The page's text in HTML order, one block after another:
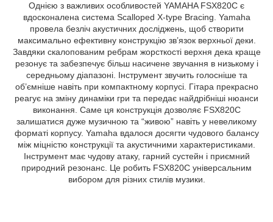
Однією з важливих особливостей YAMAHA FSX820C є
вдосконалена система Scalloped X-type Bracing. Yamaha
провела безліч акустичних досліджень, щоб створити
максимально ефективну конструкцію зв’язок верхньої деки.
Завдяки скалопованим ребрам жорсткості верхня дека краще
резонує та забезпечує більш насичене звучання в низькому і
середньому діапазоні. Інструмент звучить голосніше та
об’ємніше навіть при компактному корпусі. Гітара прекрасно
реагує на зміну динаміки гри та передає найдрібніші нюанси
виконання. Саме ця конструкція дозволяє FSX820C
залишатися дуже музичною та “живою” навіть у невеликому
форматі корпусу. Yamaha вдалося досягти чудового балансу
між міцністю конструкції та акустичними характеристиками.
Інструмент має чудову атаку, гарний сустейн і приємний
природний резонанс. Це робить FSX820C універсальним
вибором для різних стилів музики.